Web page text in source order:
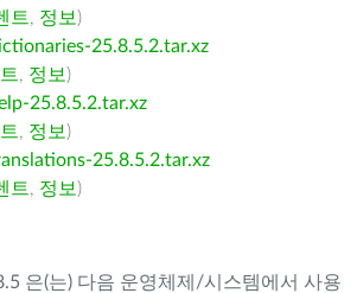
트, 정보 )
25.8.5.2.tar.xz
, 정보 )
25.8.5.2.tar.xz
, 정보 )
25.8.5.2.tar.xz
트, 정보 )
은(는) 다음 운영체제/시스템에서 사용